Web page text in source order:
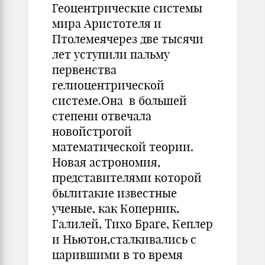
Геоцентрические системы
мира Аристотеля и
Птолемеячерез две тысячи
лет уступили пальму
первенства
гелиоцентрической
системе.Она в большей
степени отвечала
новойстрогой
математической теории.
Новая астрономия,
представителями которой
былитакие известные
ученые, как Коперник,
Галилей, Тихо Браге, Кеплер
и Ньютон,сталкивались с
царившими в то время